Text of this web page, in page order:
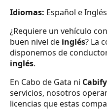
Idiomas: Español e
¿Requiere un vehículo
buen nivel de inglés? La
disponemos de
inglés.
En Cabo de Gata ni Cabify
servicios, nosotros
licencias que estas